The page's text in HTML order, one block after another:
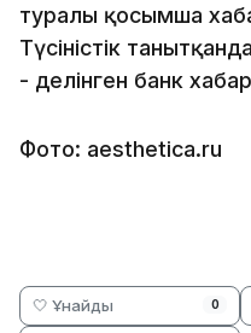
туралы қосымша
Түсіністік
- делінген банк
Фото: aesthetica.ru
🤍 Ұнайды 0